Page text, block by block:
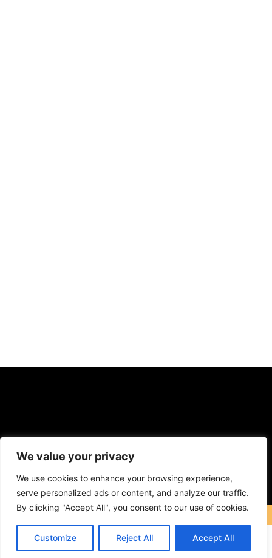
We value your privacy
We use cookies to enhance your browsing experience,
serve personalized ads or content, and analyze our traffic.
By clicking "Accept All", you consent to our use of cookies.
Customize Reject All Accept All
F
a
c
b
o
o
k
Y
u
e
I
a
g
r
a
m
Contact: icareuphone@gmail.com
COPYRIGHT © 2023 ICareUPhone. ALL RIGHT RESERVED